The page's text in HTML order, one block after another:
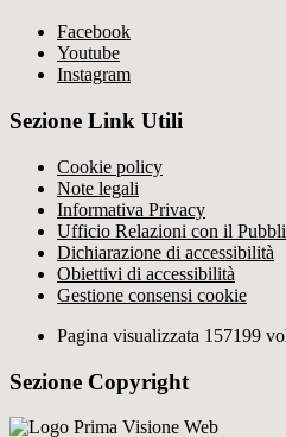
Facebook
Youtube
Instagram
Sezione Link Utili
Cookie policy
Note legali
Informativa Privacy
Ufficio Relazioni con il
Dichiarazione di accessibilità
Obiettivi di accessibilità
Gestione consensi cookie
Pagina visualizzata 157199
Sezione Copyright